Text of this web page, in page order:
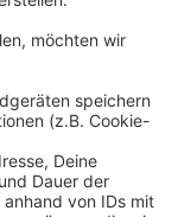
TÜV"
aussetzen.